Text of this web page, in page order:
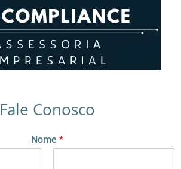
Fale Conosco
Nome *